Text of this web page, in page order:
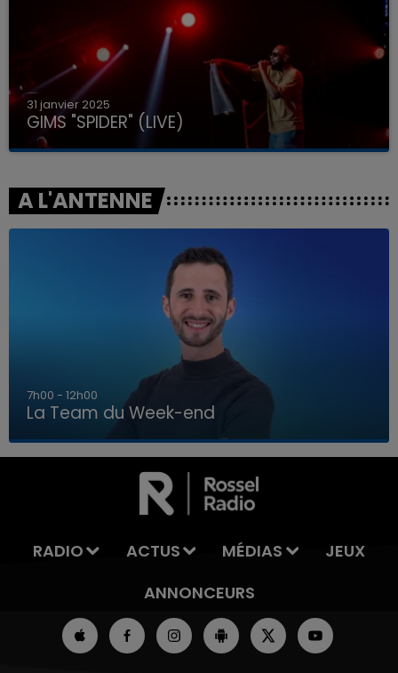
LA TEAM DU WEEK-END
31 janvier 2025
GIMS "SPIDER" (LIVE)
A L'ANTENNE
16h00 - 20h00
La Team du Week-end
RADIO ACTUS MÉDIAS
JEUX
ANNONCEURS